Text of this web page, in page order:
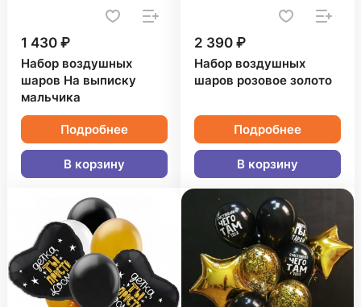
1 430 ₽
Набор воздушных
шаров На выписку
мальчика
Подробнее
В корзину
2 390 ₽
Набор воздушных
шаров розовое золото
Подробнее
В корзину